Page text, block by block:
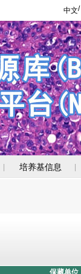
中文/
培养基信息
保藏单位